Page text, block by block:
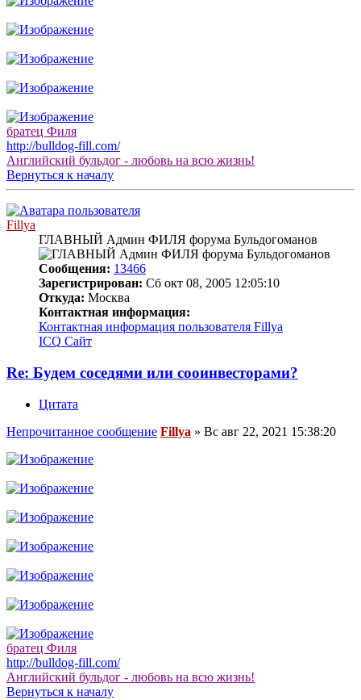
братец Филя
http://bulldog-fill.com/
Английский бульдог - любовь на всю жизнь!
Вернуться к началу
Fillya
ГЛАВНЫЙ Админ ФИЛЯ форума Бульдогоманов
Сообщения: 13466
Зарегистрирован: Сб окт 08, 2005 12:05:10
Откуда: Москва
Контактная информация:
Контактная информация пользователя Fillya
ICQ Сайт
Re: Будем соседями или сооинвесторами?
Цитата
Непрочитанное сообщение Fillya » Вс авг 22, 2021 15:38:20
братец Филя
http://bulldog-fill.com/
Английский бульдог - любовь на всю жизнь!
Вернуться к началу